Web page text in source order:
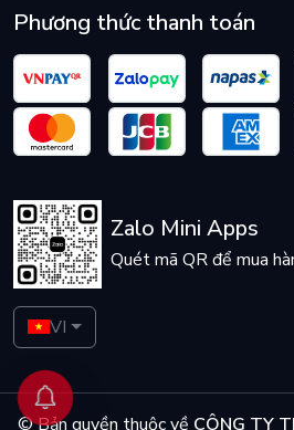
Phương thức thanh toán
Zalo Mini Apps
Quét mã QR để mua
VI
© Bản quyền thuộc về CÔNG TY